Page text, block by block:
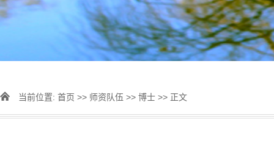
当前位置: 首页 >> 师资队伍 >> 博士 >> 正文